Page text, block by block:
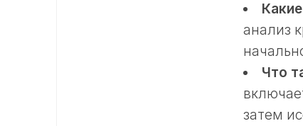
анализ
Что
затем